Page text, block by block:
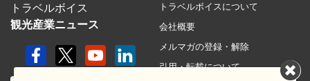
トラベルボイス
観光産業ニュース
トラベルボイスについて
会社概要
メルマガの登録・解除
引用・転載について